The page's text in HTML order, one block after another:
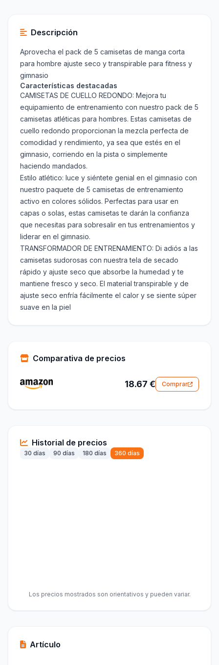
Descripción
Aprovecha el pack de 5 camisetas de manga corta
para hombre ajuste seco y transpirable para fitness y
gimnasio
Características destacadas
CAMISETAS DE CUELLO REDONDO: Mejora tu
equipamiento de entrenamiento con nuestro pack de 5
camisetas atléticas para hombres. Estas camisetas de
cuello redondo proporcionan la mezcla perfecta de
comodidad y rendimiento, ya sea que estés en el
gimnasio, corriendo en la pista o simplemente
haciendo mandados.
Estilo atlético: luce y siéntete genial en el gimnasio con
nuestro paquete de 5 camisetas de entrenamiento
activo en colores sólidos. Perfectas para usar en
capas o solas, estas camisetas te darán la confianza
que necesitas para sobresalir en tus entrenamientos y
liderar en el gimnasio.
TRANSFORMADOR DE ENTRENAMIENTO: Di adiós a las
camisetas sudorosas con nuestra tela de secado
rápido y ajuste seco que absorbe la humedad y te
mantiene fresco y seco. El material transpirable y de
ajuste seco enfría fácilmente el calor y se siente súper
suave en la piel
Comparativa de precios
18.67 € Comprar
Historial de precios
30 días 90 días 180 días 360 días
Los precios mostrados son orientativos y pueden variar.
Artículo